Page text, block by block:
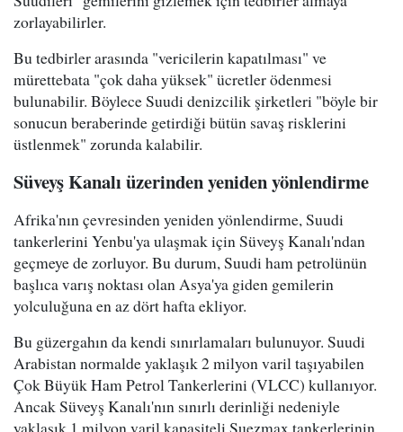
zorlayabilirler.
Bu tedbirler arasında "vericilerin kapatılması" ve
mürettebata "çok daha yüksek" ücretler ödenmesi
bulunabilir. Böylece Suudi denizcilik şirketleri "böyle bir
sonucun beraberinde getirdiği bütün savaş risklerini
üstlenmek" zorunda kalabilir.
Süveyş Kanalı üzerinden yeniden yönlendirme
Afrika'nın çevresinden yeniden yönlendirme, Suudi
tankerlerini Yenbu'ya ulaşmak için Süveyş Kanalı'ndan
geçmeye de zorluyor. Bu durum, Suudi ham petrolünün
başlıca varış noktası olan Asya'ya giden gemilerin
yolculuğuna en az dört hafta ekliyor.
Bu güzergahın da kendi sınırlamaları bulunuyor. Suudi
Arabistan normalde yaklaşık 2 milyon varil taşıyabilen
Çok Büyük Ham Petrol Tankerlerini (VLCC) kullanıyor.
Ancak Süveyş Kanalı'nın sınırlı derinliği nedeniyle